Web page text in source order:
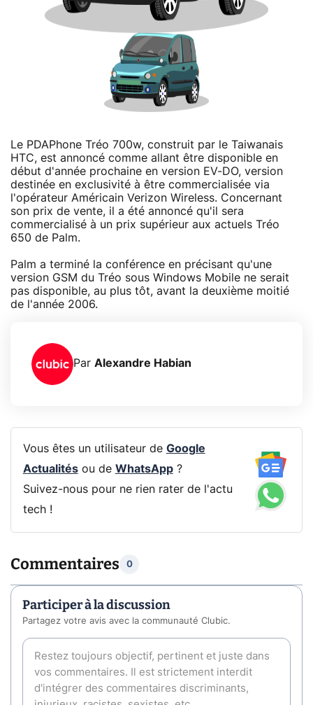
Le PDAPhone Tréo 700w, construit par le Taiwanais
HTC, est annoncé comme allant être disponible en
début d'année prochaine en version EV-DO, version
destinée en exclusivité à être commercialisée via
l'opérateur Américain Verizon Wireless. Concernant
son prix de vente, il a été annoncé qu'il sera
commercialisé à un prix supérieur aux actuels Tréo
650 de Palm.
Palm a terminé la conférence en précisant qu'une
version GSM du Tréo sous Windows Mobile ne serait
pas disponible, au plus tôt, avant la deuxième moitié
de l'année 2006.
Par Alexandre Habian
Vous êtes un utilisateur de Google
Actualitésou de WhatsApp?
Suivez-nous pour ne rien rater de l'actu
tech !
Commentaires 0
Participer à la discussion
Partagez votre avis avec la communauté Clubic.